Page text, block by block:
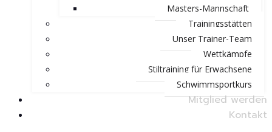
Masters-Mannschaft
Trainingsstätten
Unser Trainer-Team
Wettkämpfe
Stiltraining für Erwachsene
Schwimmsportkurs
Mitglied werden
Kontakt